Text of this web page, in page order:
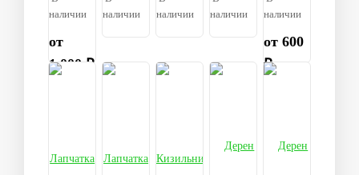
наличии
от
1 000 ₽
наличии
наличии
наличии
наличии
от 600
₽